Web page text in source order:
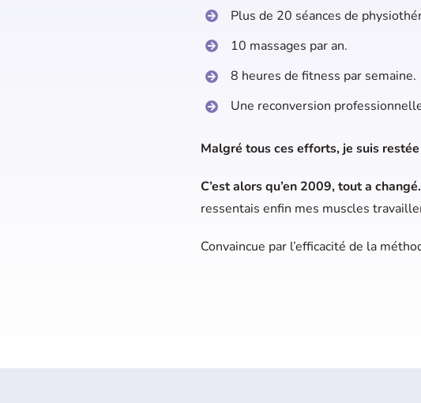
Plus de 20 séances de
10 massages par an.
8 heures de fitness par semaine.
Une reconversion
Malgré tous ces efforts, je suis
C’est alors qu’en 2009, tout a changé.
ressentais enfin mes muscles
Convaincue par l’efficacité de la